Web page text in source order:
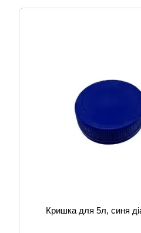
Кришка для 5л, синя